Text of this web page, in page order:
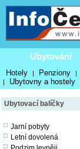
Ubytování
Hotely | Penziony |
| Ubytovny a hostely
Ubytovací balíčky
Jarní pobyty
Letní dovolená